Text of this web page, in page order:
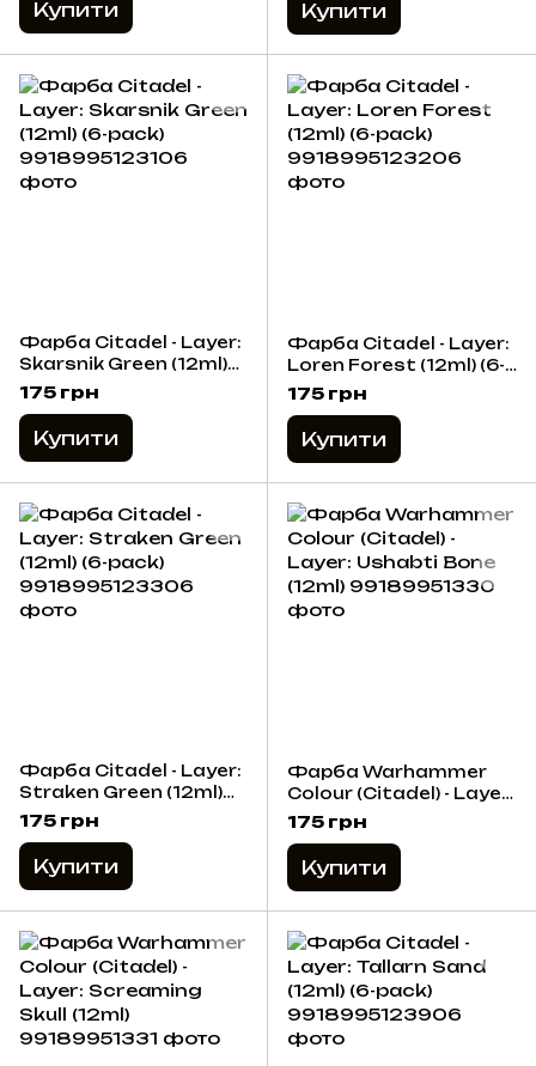
Купити Купити
Фарба Citadel - Layer:
Skarsnik Green (12ml)
(6-pack)
175 грн
Купити
Фарба Citadel - Layer:
Loren Forest (12ml) (6-
pack)
175 грн
Купити
Фарба Citadel - Layer:
Straken Green (12ml)
(6-pack)
175 грн
Купити
Фарба Warhammer
Colour (Citadel) - Layer:
Ushabti Bone (12ml)
175 грн
Купити